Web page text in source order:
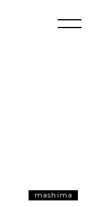
mashima